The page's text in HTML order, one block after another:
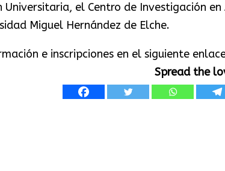
Universitaria, el Centro de Investigación
Miguel Hernández de Elche.
e inscripciones en el siguiente
Spread the